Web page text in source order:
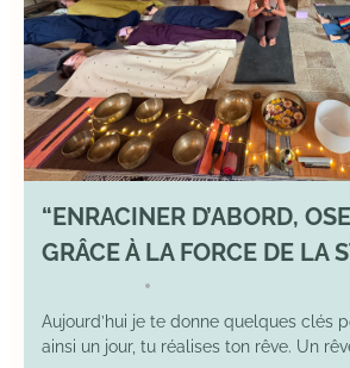
“ENRACINER D’ABORD,
GRÂCE À LA FORCE DE LA
•
Aujourd’hui je te donne quelques clés
ainsi un jour, tu réalises ton rêve. Un